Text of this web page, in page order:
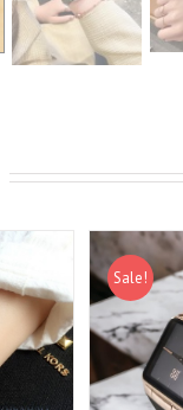
Sale!